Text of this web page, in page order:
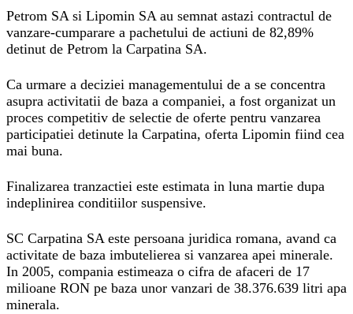
Petrom SA si Lipomin SA au semnat astazi contractul de
vanzare-cumparare a pachetului de actiuni de 82,89%
detinut de Petrom la Carpatina SA.
Ca urmare a deciziei managementului de a se concentra
asupra activitatii de baza a companiei, a fost organizat un
proces competitiv de selectie de oferte pentru vanzarea
participatiei detinute la Carpatina, oferta Lipomin fiind cea
mai buna.
Finalizarea tranzactiei este estimata in luna martie dupa
indeplinirea conditiilor suspensive.
SC Carpatina SA este persoana juridica romana, avand ca
activitate de baza imbutelierea si vanzarea apei minerale.
In 2005, compania estimeaza o cifra de afaceri de 17
milioane RON pe baza unor vanzari de 38.376.639 litri apa
minerala.